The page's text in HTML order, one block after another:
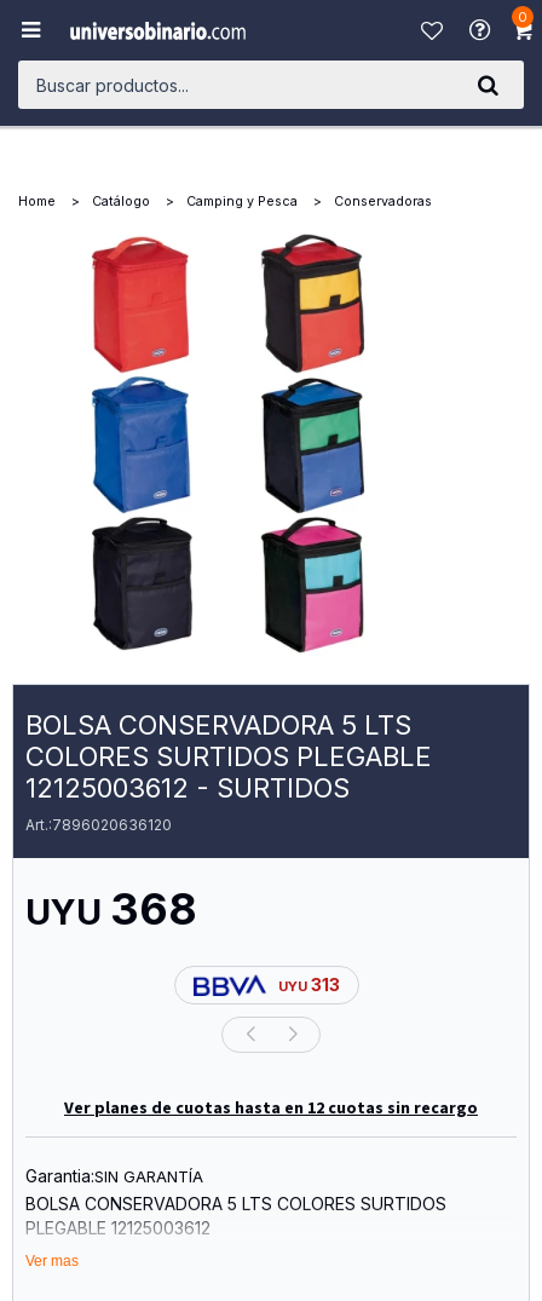
0

Home Catálogo Camping y Pesca Conservadoras
BOLSA CONSERVADORA 5 LTS
COLORES SURTIDOS PLEGABLE
12125003612 - SURTIDOS
7896020636120
UYU 368
UYU 313
Ver planes de cuotas hasta en 12 cuotas sin recargo
Garantia:SIN GARANTÍA
BOLSA CONSERVADORA 5 LTS COLORES SURTIDOS
PLEGABLE 12125003612
Ver mas